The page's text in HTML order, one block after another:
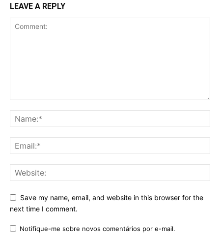
LEAVE A REPLY
Save my name, email, and website in this browser for the
next time I comment.
Notifique-me sobre novos comentários por e-mail.